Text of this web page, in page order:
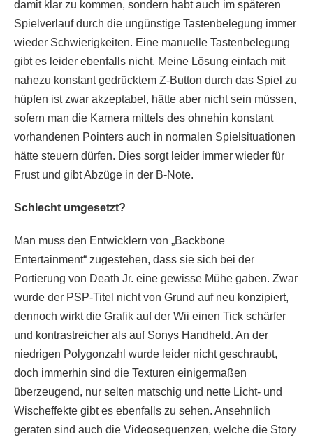
damit klar zu kommen, sondern habt auch im späteren
Spielverlauf durch die ungünstige Tastenbelegung immer
wieder Schwierigkeiten. Eine manuelle Tastenbelegung
gibt es leider ebenfalls nicht. Meine Lösung einfach mit
nahezu konstant gedrücktem Z-Button durch das Spiel zu
hüpfen ist zwar akzeptabel, hätte aber nicht sein müssen,
sofern man die Kamera mittels des ohnehin konstant
vorhandenen Pointers auch in normalen Spielsituationen
hätte steuern dürfen. Dies sorgt leider immer wieder für
Frust und gibt Abzüge in der B-Note.
Schlecht umgesetzt?
Man muss den Entwicklern von „Backbone
Entertainment“ zugestehen, dass sie sich bei der
Portierung von Death Jr. eine gewisse Mühe gaben. Zwar
wurde der PSP-Titel nicht von Grund auf neu konzipiert,
dennoch wirkt die Grafik auf der Wii einen Tick schärfer
und kontrastreicher als auf Sonys Handheld. An der
niedrigen Polygonzahl wurde leider nicht geschraubt,
doch immerhin sind die Texturen einigermaßen
überzeugend, nur selten matschig und nette Licht- und
Wischeffekte gibt es ebenfalls zu sehen. Ansehnlich
geraten sind auch die Videosequenzen, welche die Story